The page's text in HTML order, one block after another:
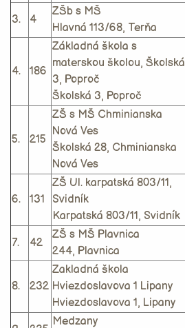
3. 4
ZŠb s MŠ
Hlavná 113/68, Terňa
4. 186
Základná škola s
materskou školou, Školská
3, Poproč
Školská 3, Poproč
5. 215
ZŠ s MŠ Chminianska
Nová Ves
Školská 28, Chminianska
Nová Ves
6. 131
ZŠ Ul. karpatská 803/11,
Svidník
Karpatská 803/11, Svidník
7. 42
ZŠ s MŠ Plavnica
244, Plavnica
8. 232
Zakladná škola
Hviezdoslavova 1 Lipany
Hviezdoslavova 1, Lipany
Medzany